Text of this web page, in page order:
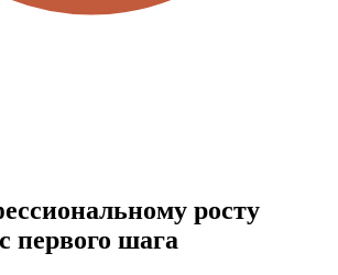
росту
первого шага